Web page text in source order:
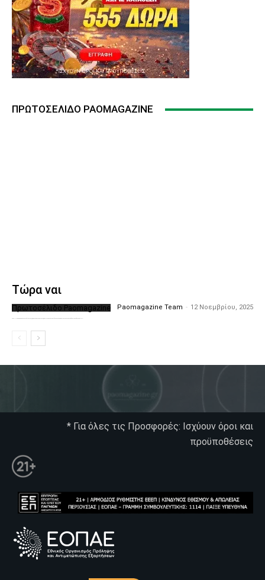
ΠΡΩΤΟΣΈΛΙΔΟ PAOMAGAZINE
Τώρα ναι
Πρωτοσέλιδο Paomagazine Paomagazine Team - 12 Νοεμβρίου, 2025
* Για όλες τις Προσφορές: Ισχύουν όροι και
προϋποθέσεις